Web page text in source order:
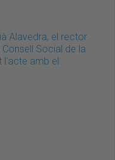
Alavedra, el rector
Social de la
l'acte amb el